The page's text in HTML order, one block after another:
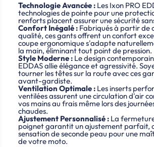
Technologie Avancée : Les Ixon PRO
technologies de pointe pour une
renforts placent assurer une sécurité
Confort Inégalé : Fabriqués à partir de
qualité, ces gants offrent un confort
coupe ergonomique s'adapte
la main, éliminant tout point de pression.
Style Moderne : Le design
EDDAS allie élégance et agressivité.
tourner les têtes sur la route avec ces
avant-gardiste.
Ventilation Optimale : Les inserts
ventilées assurent une circulation d'air
vos mains au frais même lors des
chaudes.
Ajustement Personnalisé : La
poignet garantit un ajustement parfait,
sensation de seconde peau pour une
de votre moto.